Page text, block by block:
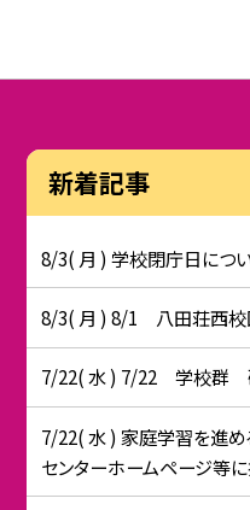
新着記事
8/3( 月 ) 学校閉庁日につ
8/3( 月 ) 8/1 八田荘西校
7/22( 水 ) 7/22 学校群
7/22( 水 ) 家庭学習を進め
センターホームページ等に